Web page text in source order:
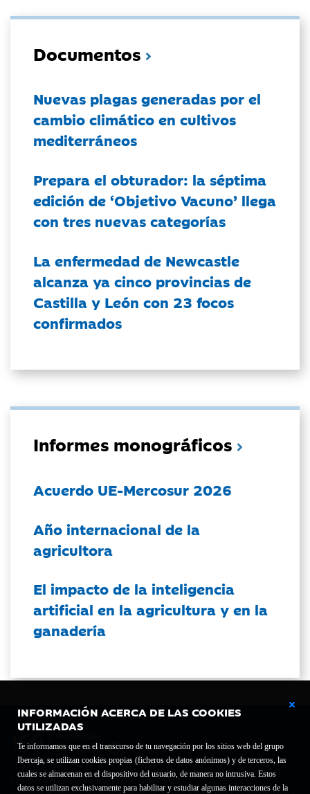
INFORMACIÓN ACERCA DE LAS COOKIES
UTILIZADAS
Te informamos que en el transcurso de tu navegación por los sitios web del grupo
Ibercaja, se utilizan cookies propias (ficheros de datos anónimos) y de terceros, las
cuales se almacenan en el dispositivo del usuario, de manera no intrusiva. Estos
datos se utilizan exclusivamente para habilitar y estudiar algunas interacciones de la
Documentos
Nuevas plagas generadas por el
cambio climático en cultivos
mediterráneos
Prepara el obturador: la séptima
edición de ‘Objetivo Vacuno’ llega
con tres nuevas categorías
La enfermedad de Newcastle
alcanza ya cinco provincias de
Castilla y León con 23 focos
confirmados
Informes monográficos
Acuerdo UE-Mercosur 2026
Año internacional de la
agricultora
El impacto de la inteligencia
artificial en la agricultura y en la
ganadería
Fundación Bancaria Ibercaja C.I.F. G-50000652.